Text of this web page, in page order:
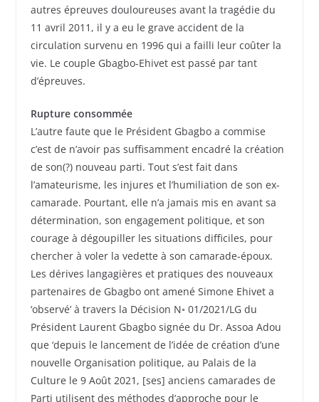
autres épreuves douloureuses avant la tragédie du
11 avril 2011, il y a eu le grave accident de la
circulation survenu en 1996 qui a failli leur coûter la
vie. Le couple Gbagbo-Ehivet est passé par tant
d’épreuves.
Rupture consommée
L’autre faute que le Président Gbagbo a commise
c’est de n’avoir pas suffisamment encadré la création
de son(?) nouveau parti. Tout s’est fait dans
l’amateurisme, les injures et l’humiliation de son ex-
camarade. Pourtant, elle n’a jamais mis en avant sa
détermination, son engagement politique, et son
courage à dégoupiller les situations difficiles, pour
chercher à voler la vedette à son camarade-époux.
Les dérives langagières et pratiques des nouveaux
partenaires de Gbagbo ont amené Simone Ehivet a
‘observé’ à travers la Décision N◦ 01/2021/LG du
Président Laurent Gbagbo signée du Dr. Assoa Adou
que ‘depuis le lancement de l’idée de création d’une
nouvelle Organisation politique, au Palais de la
Culture le 9 Août 2021, [ses] anciens camarades de
Parti utilisent des méthodes d’approche pour le